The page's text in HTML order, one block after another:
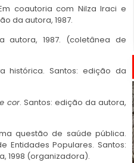
coautoria com Nilza Iraci e
da autora, 1987.
autora, 1987. (coletânea de
histórica. Santos: edição da
cor. Santos: edição da autora,
questão de saúde pública.
Entidades Populares. Santos:
1998 (organizadora).